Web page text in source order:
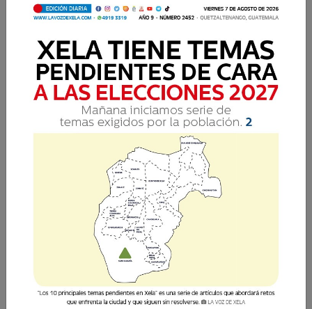
¿Dónde está tu hermano?
Laura Ronquillo 5 Agosto 2025 19:00
Comparte